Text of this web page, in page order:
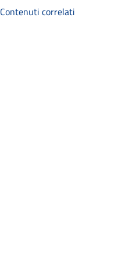
Contenuti correlati